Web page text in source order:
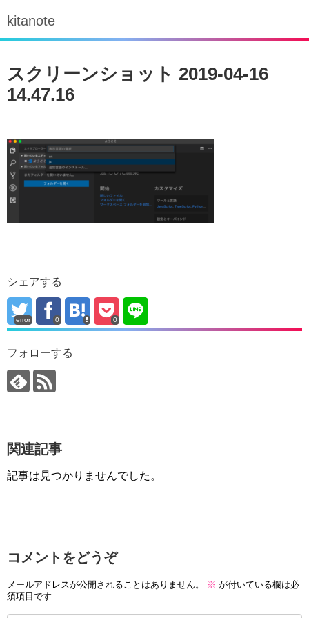
kitanote
スクリーンショット 2019-04-16
14.47.16
シェアする
error 0 0
フォローする
関連記事
記事は見つかりませんでした。
コメントをどうぞ
メールアドレスが公開されることはありません。 ※ が付いている欄は必
須項目です